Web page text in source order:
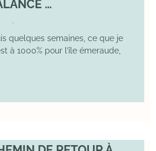
…
quelques semaines, ce que je
à 1000% pour l’île émeraude,